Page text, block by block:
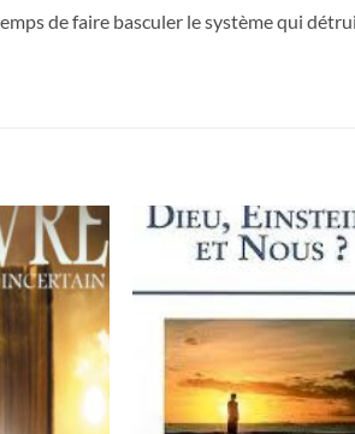
de faire basculer le système qui